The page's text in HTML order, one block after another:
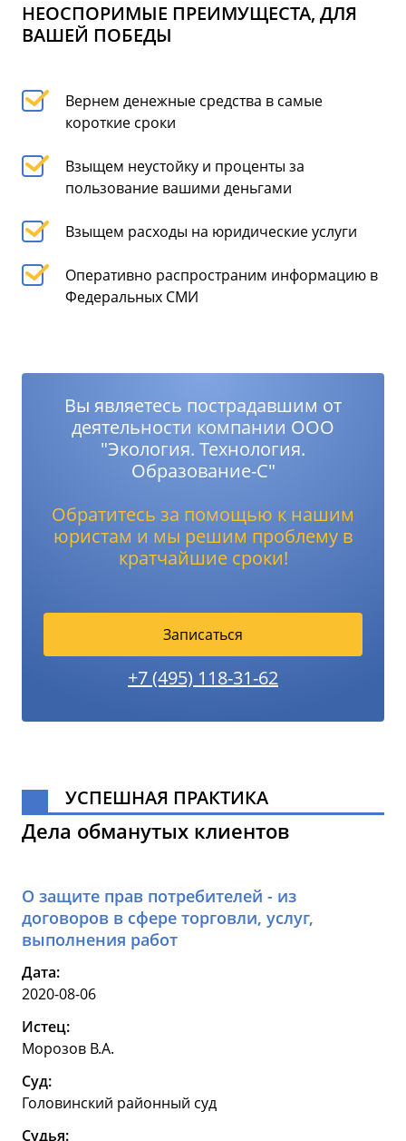
НЕОСПОРИМЫЕ ПРЕИМУЩЕСТА, ДЛЯ
ВАШЕЙ ПОБЕДЫ
Вернем денежные средства в самые
короткие сроки
Взыщем неустойку и проценты за
пользование вашими деньгами
Взыщем расходы на юридические услуги
Оперативно распространим информацию в
Федеральных СМИ
Вы являетесь пострадавшим от
деятельности компании ООО
"Экология. Технология.
Образование-С"
Обратитесь за помощью к нашим
юристам и мы решим проблему в
кратчайшие сроки!
Записаться
+7 (495) 118-31-62
УСПЕШНАЯ ПРАКТИКА
Дела обманутых клиентов
О защите прав потребителей - из
договоров в сфере торговли, услуг,
выполнения работ
Дата:
2020-08-06
Истец:
Морозов В.А.
Суд:
Головинский районный суд
Судья: